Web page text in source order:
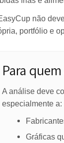
pedido até a
linhas
bebidas frias e
A EasyCup
própria,